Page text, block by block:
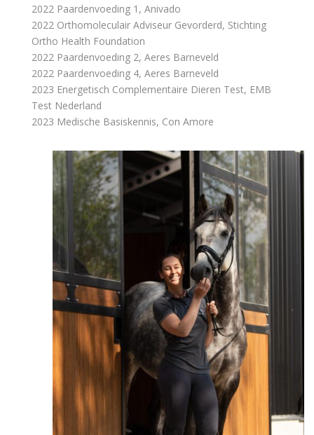
2022 Paardenvoeding 1, Anivado
2022 Orthomoleculair Adviseur Gevorderd, Stichting
Ortho Health Foundation
2022 Paardenvoeding 2, Aeres Barneveld
2022 Paardenvoeding 4, Aeres Barneveld
2023 Energetisch Complementaire Dieren Test, EMB
Test Nederland
2023 Medische Basiskennis, Con Amore